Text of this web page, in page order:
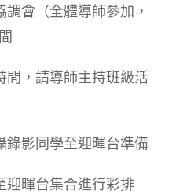
會（全體導師參加，
間，請導師主持班級活
影同學至迎暉台準備
暉台集合進行彩排